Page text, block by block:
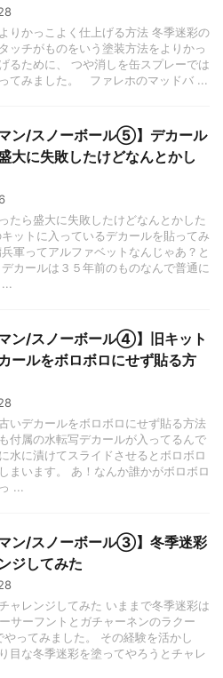
りかっこよく仕上げる方法 冬季迷彩の
ッチがものをいう塗装方法をよりかっ
るために、 つや消しを缶スプレーでは
てみました。 ファレホのマッドバ ...
マン/スノーボール⑤】デカール
大に失敗したけどなんとかし
たら盛大に失敗したけどなんとかした
ットに入っているデカールを貼ってみ
軍ってアルファベットなんじゃあ？と
カールは３５年前のものなんで普通に
マン/スノーボール④】旧キット
ールをボロボロにせず貼る方
いデカールをボロボロにせず貼る方法
付属の水転写デカールが入ってるんで
水に漬けてスライドさせるとボロボロ
まいます。 あ！なんか誰かがボロボロ
...
マン/スノーボール③】冬季迷彩
ジしてみた
ャレンジしてみた いままで冬季迷彩は
サーフントとガチャーネンのラクー
やってみました。 その経験を活かし
目な冬季迷彩を塗ってやろうとチャレ